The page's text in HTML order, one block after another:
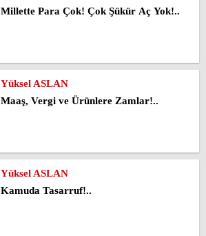
Millette Para Çok! Çok Şükür Aç Yok!..
Yüksel ASLAN
Maaş, Vergi ve Ürünlere Zamlar!..
Yüksel ASLAN
Kamuda Tasarruf!..